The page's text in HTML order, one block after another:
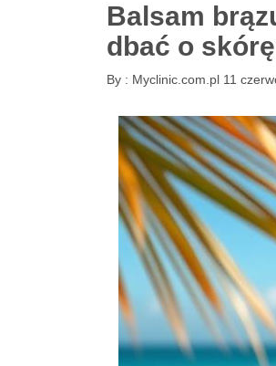
Balsam
dbać o
By : Myclinic.com.pl 11